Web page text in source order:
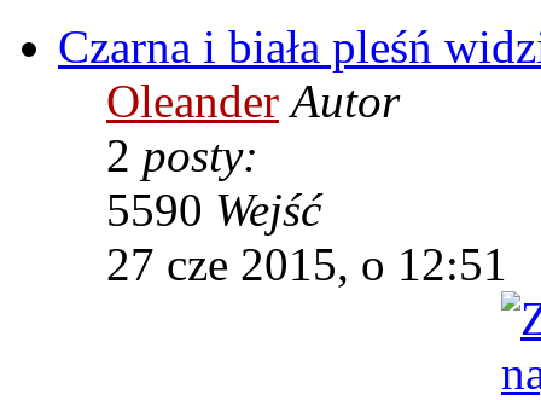
Czarna i biała pleśń
Oleander Autor
2 posty:
5590 Wejść
27 cze 2015, o 12:51